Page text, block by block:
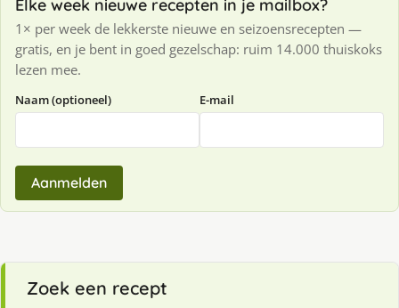
Elke week nieuwe recepten in je mailbox?
1× per week de lekkerste nieuwe en seizoensrecepten —
gratis, en je bent in goed gezelschap: ruim 14.000 thuiskoks
lezen mee.
Naam (optioneel) E-mail
Aanmelden
Zoek een recept